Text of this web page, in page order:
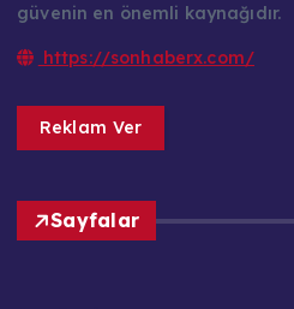
güvenin en önemli kaynağıdır.
https://sonhaberx.com/
Reklam Ver
Sayfalar